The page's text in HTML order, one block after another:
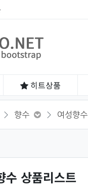
히트상품
향수 여성향수
수 상품리스트